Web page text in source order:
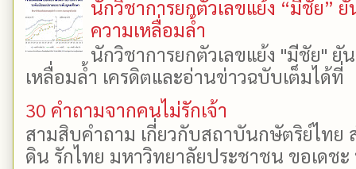
นักวิชาการยกตัวเลขแย้ง “มีชัย”
ความเหลื่อมล้ำ
นักวิชาการยกตัวเลขแย้ง "มีชัย"
เหลื่อมล้ำ เครดิตและอ่านข่าวฉบับเต็มได้
30 คำถามจากคนไม่รักเจ้า
สามสิบคำถาม เกี่ยวกับสถาบันกษัตริย์ไทย
ดิน รักไทย มหาวิทยาลัยประชาชน ขอเดช